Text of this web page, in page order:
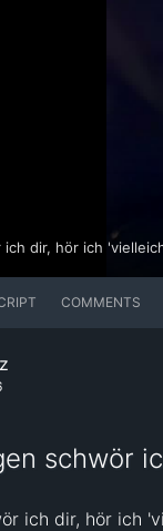
COMMENTS
schwör
ich dir, hör ich